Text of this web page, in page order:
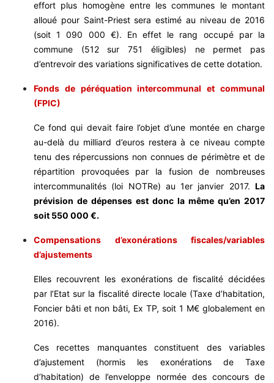
effort plus homogène entre les communes le montant
alloué pour Saint-Priest sera estimé au niveau de 2016
(soit 1 090 000 €). En effet le rang occupé par la
commune (512 sur 751 éligibles) ne permet pas
d’entrevoir des variations significatives de cette dotation.
Fonds de péréquation intercommunal et communal
(FPIC)
Ce fond qui devait faire l’objet d’une montée en charge
au-delà du milliard d’euros restera à ce niveau compte
tenu des répercussions non connues de périmètre et de
répartition provoquées par la fusion de nombreuses
intercommunalités (loi NOTRe) au 1er janvier 2017. La
prévision de dépenses est donc la même qu’en 2017
soit 550 000 €.
Compensations d’exonérations fiscales/variables
d’ajustements
Elles recouvrent les exonérations de fiscalité décidées
par l’Etat sur la fiscalité directe locale (Taxe d’habitation,
Foncier bâti et non bâti, Ex TP, soit 1 M€ globalement en
2016).
Ces recettes manquantes constituent des variables
d’ajustement (hormis les exonérations de Taxe
d’habitation) de l’enveloppe normée des concours de